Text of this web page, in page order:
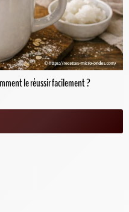
le réussir facilement ?